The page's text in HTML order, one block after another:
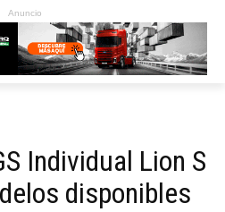
Anuncio
Individual Lion S
disponibles